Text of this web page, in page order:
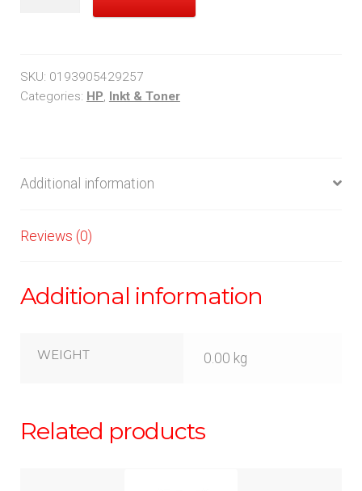
SKU: 0193905429257
Categories: HP, Inkt & Toner
Additional information
Reviews (0)
Additional information
WEIGHT 0.00 kg
Related products